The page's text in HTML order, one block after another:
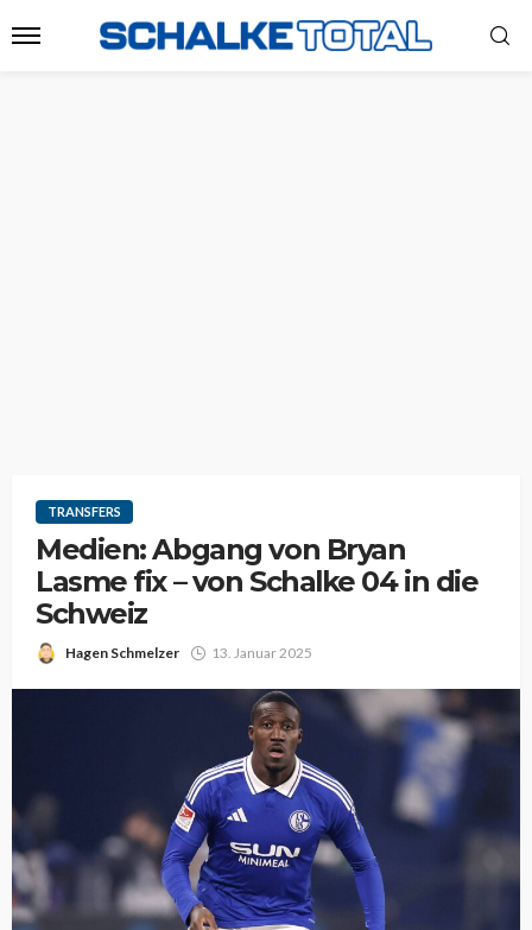
TRANSFERS
Medien: Abgang von Bryan
Lasme fix – von Schalke 04 in die
Schweiz
Hagen Schmelzer 13. Januar 2025